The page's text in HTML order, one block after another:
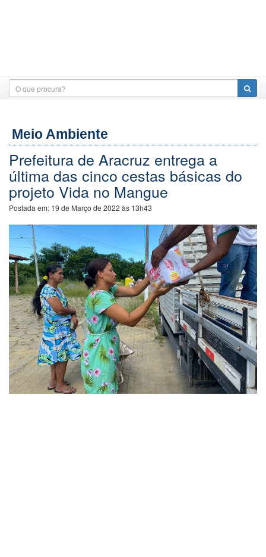
Meio Ambiente
Prefeitura de Aracruz entrega a
última das cinco cestas básicas do
projeto Vida no Mangue
Postada em: 19 de Março de 2022 às 13h43